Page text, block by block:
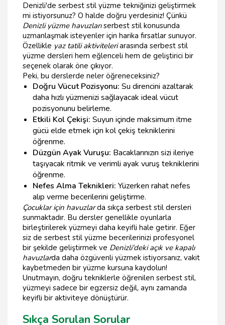
Denizli'de serbest stil yüzme tekniğinizi geliştirmek
mi istiyorsunuz? O halde doğru yerdesiniz! Çünkü
Denizli yüzme havuzlarıserbest stil konusunda
uzmanlaşmak isteyenler için harika fırsatlar sunuyor.
Özellikle yaz tatili aktiviteleriarasında serbest stil
yüzme dersleri hem eğlenceli hem de geliştirici bir
seçenek olarak öne çıkıyor.
Peki, bu derslerde neler öğreneceksiniz?
Doğru Vücut Pozisyonu: Su direncini azaltarak
daha hızlı yüzmenizi sağlayacak ideal vücut
pozisyonunu belirleme.
Etkili Kol Çekişi: Suyun içinde maksimum itme
gücü elde etmek için kol çekiş tekniklerini
öğrenme.
Düzgün Ayak Vuruşu: Bacaklarınızın sizi ileriye
taşıyacak ritmik ve verimli ayak vuruş tekniklerini
öğrenme.
Nefes Alma Teknikleri: Yüzerken rahat nefes
alıp verme becerilerini geliştirme.
Çocuklar için havuzlarda sıkça serbest stil dersleri
sunmaktadır. Bu dersler genellikle oyunlarla
birleştirilerek yüzmeyi daha keyifli hale getirir. Eğer
siz de serbest stil yüzme becerilerinizi profesyonel
bir şekilde geliştirmek ve Denizli'deki açık ve kapalı
havuzlarda daha özgüvenli yüzmek istiyorsanız, vakit
kaybetmeden bir yüzme kursuna kaydolun!
Unutmayın, doğru tekniklerle öğrenilen serbest stil,
yüzmeyi sadece bir egzersiz değil, aynı zamanda
keyifli bir aktiviteye dönüştürür.
Sıkça Sorulan Sorular